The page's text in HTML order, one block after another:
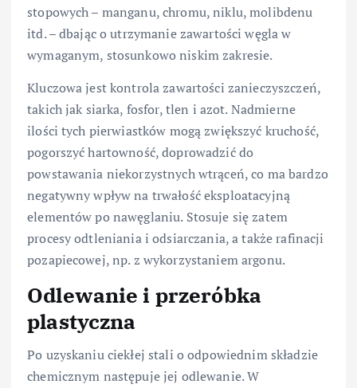
stopowych – manganu, chromu, niklu, molibdenu
itd. – dbając o utrzymanie zawartości węgla w
wymaganym, stosunkowo niskim zakresie.
Kluczowa jest kontrola zawartości zanieczyszczeń,
takich jak siarka, fosfor, tlen i azot. Nadmierne
ilości tych pierwiastków mogą zwiększyć kruchość,
pogorszyć hartowność, doprowadzić do
powstawania niekorzystnych wtrąceń, co ma bardzo
negatywny wpływ na trwałość eksploatacyjną
elementów po nawęglaniu. Stosuje się zatem
procesy odtleniania i odsiarczania, a także rafinacji
pozapiecowej, np. z wykorzystaniem argonu.
Odlewanie i przeróbka
plastyczna
Po uzyskaniu ciekłej stali o odpowiednim składzie
chemicznym następuje jej odlewanie. W